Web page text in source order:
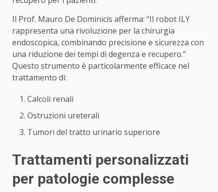
Il Prof. Mauro De Dominicis afferma: “Il robot ILY
rappresenta una rivoluzione per la chirurgia
endoscopica, combinando precisione e sicurezza con
una riduzione dei tempi di degenza e recupero.”
Questo strumento è particolarmente efficace nel
trattamento di:
Calcoli renali
Ostruzioni ureterali
Tumori del tratto urinario superiore
Trattamenti personalizzati
per patologie complesse